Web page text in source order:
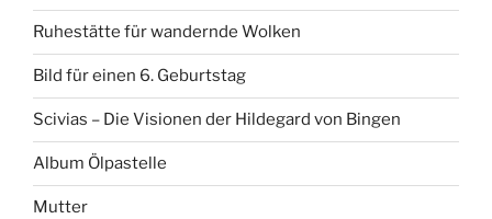
Ruhestätte für wandernde Wolken
Bild für einen 6. Geburtstag
Scivias – Die Visionen der Hildegard von Bingen
Album Ölpastelle
Mutter